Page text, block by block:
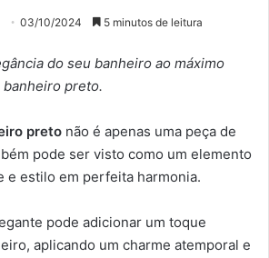
03/10/2024 5 minutos de leitura
do seu banheiro ao máximo
preto.
preto não é apenas uma peça de
pode ser visto como um elemento
e estilo em perfeita harmonia.
pode adicionar um toque
aplicando um charme atemporal e